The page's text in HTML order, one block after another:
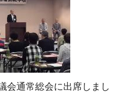
会通常総会に出席しまし